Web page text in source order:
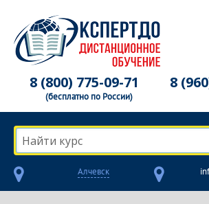
8 (800) 775-09-71
(бесплатно по России)
8
Найти курс
Алчевск